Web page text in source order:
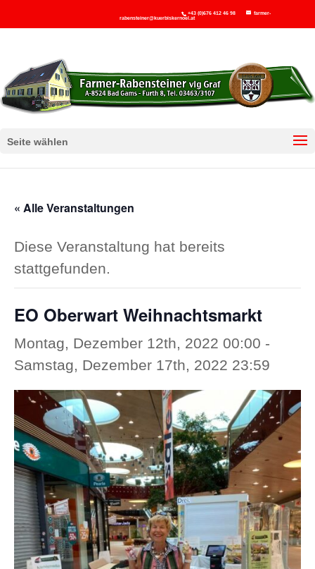
+43 (0)676 412 46 98
farmer-
rabensteiner@kuerbiskernoel.at
Seite wählen
« Alle Veranstaltungen
Diese Veranstaltung hat bereits
stattgefunden.
EO Oberwart Weihnachtsmarkt
Montag, Dezember 12th, 2022 00:00 -
Samstag, Dezember 17th, 2022 23:59